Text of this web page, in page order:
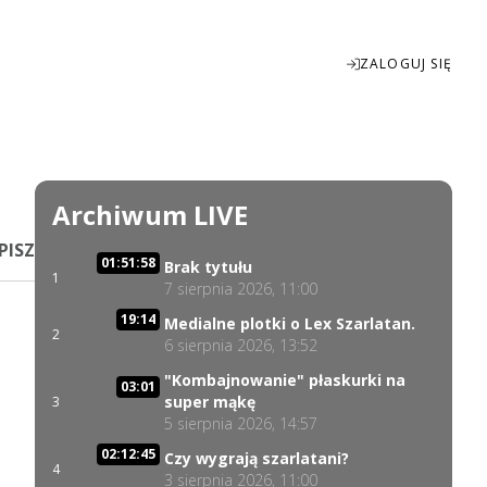
ZALOGUJ SIĘ
Enter
fullscreenArchiwum LIVE
1
01:51:58 Brak tytułu
7 sierpnia 2026, 11:00
2
19:14 Medialne plotki o Lex Szarlatan.
6 sierpnia 2026, 13:52
3
03:01
"Kombajnowanie" płaskurki na
super mąkę
5 sierpnia 2026, 14:57
4
02:12:45 Czy wygrają szarlatani?
3 sierpnia 2026, 11:00